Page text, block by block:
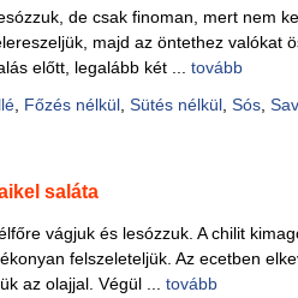
de csak finoman, mert nem
majd az öntethez valókat
előtt, legalább két ... tovább
, Főzés nélkül, Sütés nélkül, Sós,
saláta
vágjuk és lesózzuk. A chilit
felszeleteljük. Az ecetben
az olajjal. Végül ... tovább